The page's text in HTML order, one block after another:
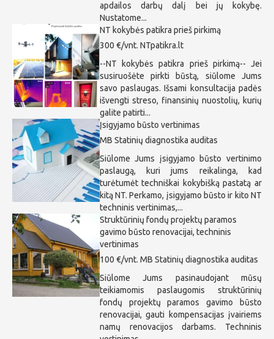
apdailos darbų dalį bei jų kokybę.
Nustatome...
NT kokybės patikra prieš pirkimą
300 €/vnt. NTpatikra.lt
--NT kokybės patikra prieš pirkimą-- Jei
susiruošėte pirkti būstą, siūlome Jums
savo paslaugas. Išsami konsultacija padės
išvengti streso, finansinių nuostolių, kurių
galite patirti...
Įsigyjamo būsto vertinimas
MB Statinių diagnostika auditas
Siūlome Jums įsigyjamo būsto vertinimo
paslaugą, kuri jums reikalinga, kad
turėtumėt techniškai kokybišką pastatą ar
kitą NT. Perkamo, įsigyjamo būsto ir kito NT
techninis vertinimas,...
Struktūrinių fondų projektų paramos
gavimo būsto renovacijai, techninis
vertinimas
100 €/vnt. MB Statinių diagnostika auditas
Siūlome Jums pasinaudojant mūsų
teikiamomis paslaugomis struktūrinių
fondų projektų paramos gavimo būsto
renovacijai, gauti kompensacijas įvairiems
namų renovacijos darbams. Techninis